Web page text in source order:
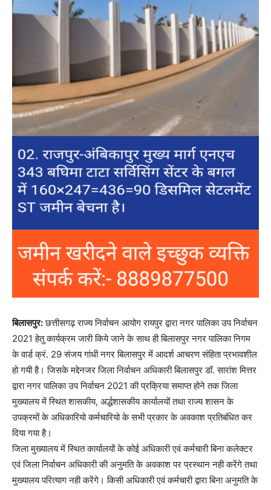
बिलासपुर:छत्तीसगढ़ राज्य निर्वाचन आयोग रायपुर द्वारा नगर पालिका उप निर्वाचन
2021 हेतु कार्यक्रम जारी किये जाने के साथ ही बिलासपुर नगर पालिका निगम
के वार्ड क्रं. 29 संजय गांधी नगर बिलासपुर में आदर्श आचरण संहिता प्रभावशील
हो गयी है। जिसके मद्देनजर जिला निर्वाचन अधिकारी बिलासपुर डॉ. सारांश मित्तर
द्वारा नगर पालिका उप निर्वाचन 2021 की प्रक्रिया समाप्त होने तक जिला
मुख्यालय में स्थित शासकीय, अर्द्धशासकीय कार्यालयों तथा राज्य शासन के
उपक्रमों के अधिकारियो कर्मचारियो के सभी प्रकार के अवकाश प्रतिबंधित कर
दिया गया है।
जिला मुख्यालय में स्थित कार्यालयों के कोई अधिकारी एवं कर्मचारी बिना कलेक्टर
एवं जिला निर्वाचन अधिकारी की अनुमति के अवकाश पर प्रस्थान नही करेंगे तथा
मुख्यालय परित्याग नही करेंगे। किसी अधिकारी एवं कर्मचारी द्वारा बिना अनुमति के